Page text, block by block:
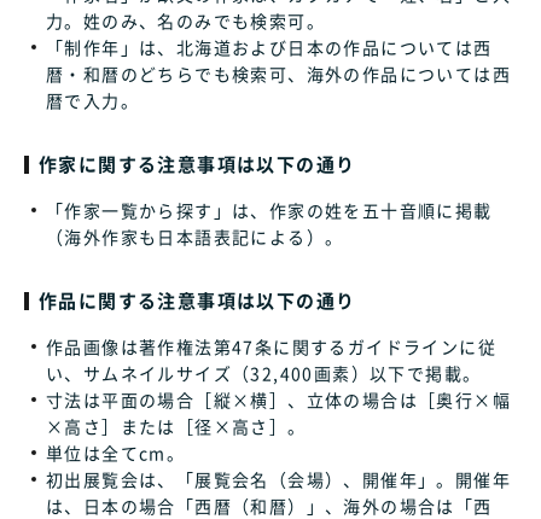
力。姓のみ、名のみでも検索可。
「制作年」は、北海道および日本の作品については西
暦・和暦のどちらでも検索可、海外の作品については西
暦で入力。
作家に関する注意事項は以下の通り
「作家一覧から探す」は、作家の姓を五十音順に掲載
（海外作家も日本語表記による）。
作品に関する注意事項は以下の通り
作品画像は著作権法第47条に関するガイドラインに従
い、サムネイルサイズ（32,400画素）以下で掲載。
寸法は平面の場合［縦×横］、立体の場合は［奥行×幅
×高さ］または［径×高さ］。
単位は全てcm。
初出展覧会は、「展覧会名（会場）、開催年」。開催年
は、日本の場合「西暦（和暦）」、海外の場合は「西